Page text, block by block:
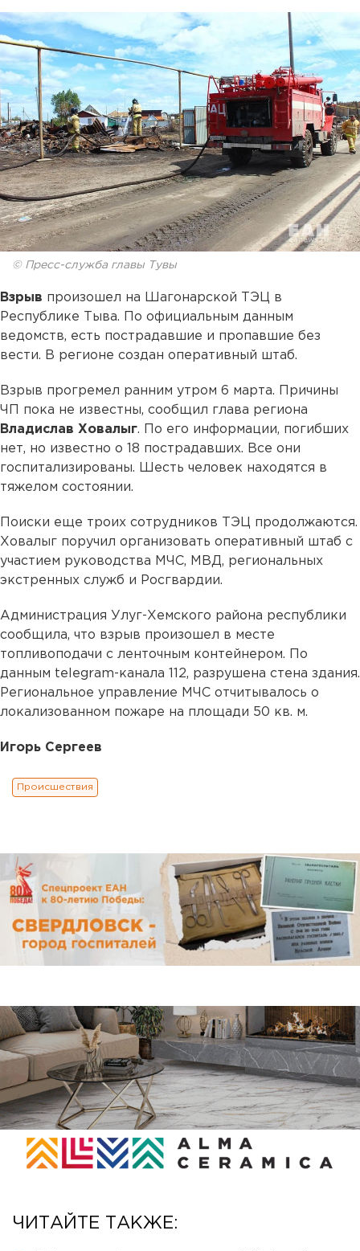
© Пресс-служба главы Тувы
Взрыв произошел на Шагонарской ТЭЦ в
Республике Тыва. По официальным данным
ведомств, есть пострадавшие и пропавшие без
вести. В регионе создан оперативный штаб.
Взрыв прогремел ранним утром 6 марта. Причины
ЧП пока не известны, сообщил глава региона
Владислав Ховалыг. По его информации, погибших
нет, но известно о 18 пострадавших. Все они
госпитализированы. Шесть человек находятся в
тяжелом состоянии.
Поиски еще троих сотрудников ТЭЦ продолжаются.
Ховалыг поручил организовать оперативный штаб с
участием руководства МЧС, МВД, региональных
экстренных служб и Росгвардии.
Администрация Улуг-Хемского района республики
сообщила, что взрыв произошел в месте
топливоподачи с ленточным контейнером. По
данным telegram-канала 112, разрушена стена здания.
Региональное управление МЧС отчитывалось о
локализованном пожаре на площади 50 кв. м.
Игорь Сергеев
Происшествия
ЧИТАЙТЕ ТАКЖЕ: